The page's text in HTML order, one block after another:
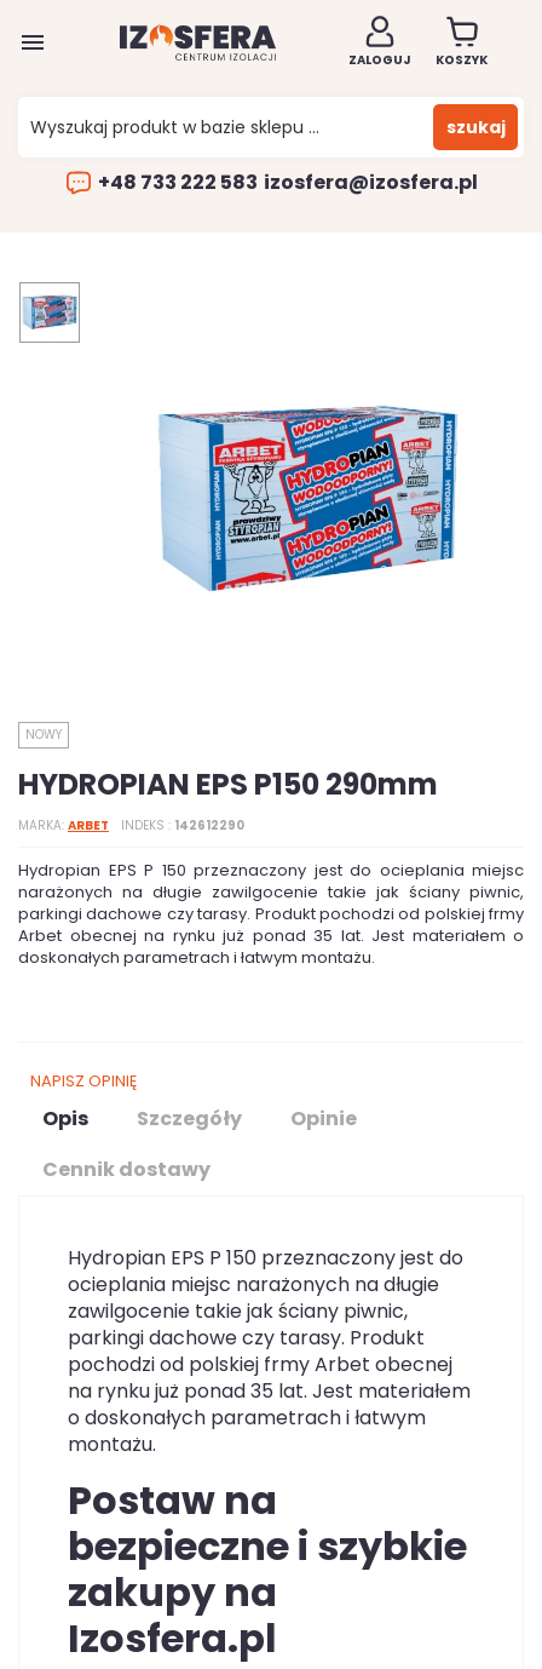

ZALOGUJ KOSZYK
szukaj
+48 733 222 583 izosfera@izosfera.pl
NOWY
HYDROPIAN EPS P150 290mm
MARKA ARBET INDEKS 142612290
Hydropian EPS P 150 przeznaczony jest do ocieplania miejsc
narażonych na długie zawilgocenie takie jak ściany piwnic,
parkingi dachowe czy tarasy. Produkt pochodzi od polskiej frmy
Arbet obecnej na rynku już ponad 35 lat. Jest materiałem o
doskonałych parametrach i łatwym montażu.
NAPISZ OPINIĘ
Opis Szczegóły
Opinie
Cennik dostawy
Hydropian EPS P 150 przeznaczony jest do
ocieplania miejsc narażonych na długie
zawilgocenie takie jak ściany piwnic,
parkingi dachowe czy tarasy. Produkt
pochodzi od polskiej frmy Arbet obecnej
na rynku już ponad 35 lat. Jest materiałem
o doskonałych parametrach i łatwym
montażu.
Postaw na
bezpieczne i szybkie
zakupy na
Izosfera.pl